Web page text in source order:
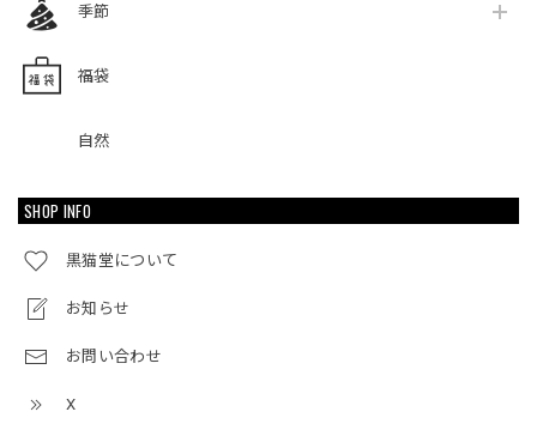
季節
福袋
自然
SHOP INFO
黒猫堂について
お知らせ
お問い合わせ
X